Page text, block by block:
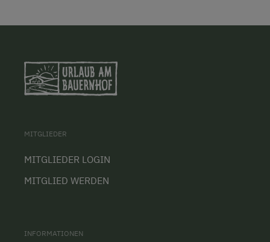
MITGLIEDER
MITGLIEDER LOGIN
MITGLIED WERDEN
INFORMATIONEN